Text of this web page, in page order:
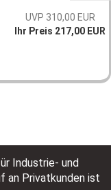
UVP 310,00 EUR
Ihr Preis 217,00 EUR
Industrie- und
an Privatkunden ist